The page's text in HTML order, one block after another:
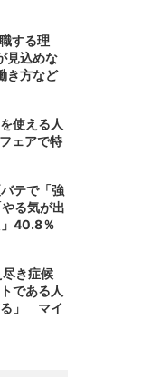
する理
見込めな
き方など
使える人
ェアで特
テで「強
る気が出
」40.8％
き症候
である人
る」 マイ